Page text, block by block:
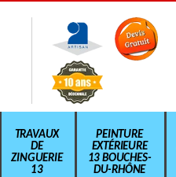
TRAVAUX
DE
ZINGUERIE
13
PEINTURE
EXTÉRIEURE
13 BOUCHES-
DU-RHÔNE